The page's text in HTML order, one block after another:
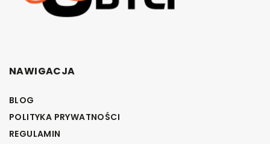
NAWIGACJA
BLOG
POLITYKA PRYWATNOŚCI
REGULAMIN